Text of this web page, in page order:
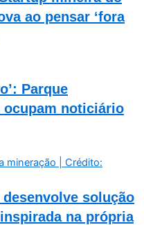
ao pensar ‘fora
Parque
ocupam noticiário
solução
na própria